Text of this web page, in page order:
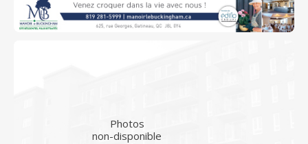
Photos
non-disponible